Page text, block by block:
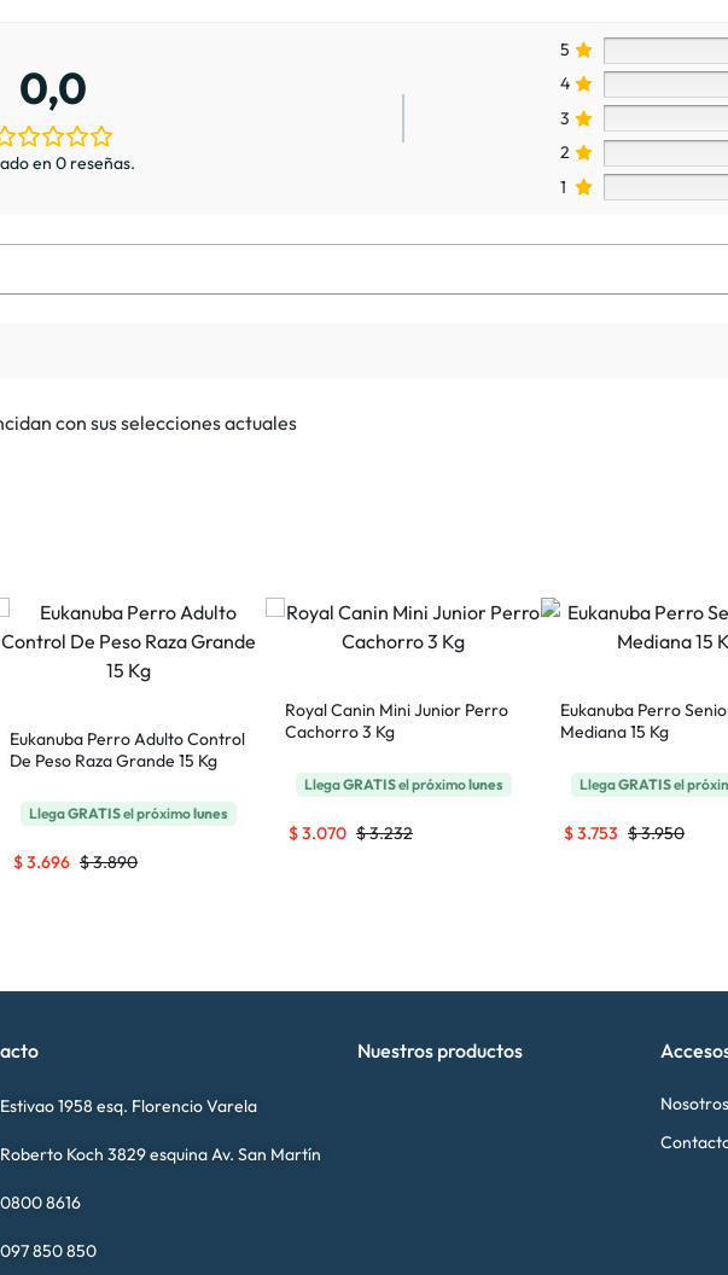
0,0
en 0 reseñas.
5
4
3
2
1
con sus selecciones actuales
Eukanuba Perro Adulto Control
De Peso Raza Grande 15 Kg
LlegaGRATISel próximolunes
$3.890
$3.696
Royal Canin Mini Junior Perro
Cachorro 3 Kg
LlegaGRATISel próximolunes
$3.232
$3.070
Eukanuba Perro
Mediana 15 Kg
LlegaGRATISel
$3.950
$3.753
Estivao 1958 esq. Florencio Varela
Roberto Koch 3829 esquina Av. San Martín
0800 8616
097 850 850
Nuestros productos
Nosotros